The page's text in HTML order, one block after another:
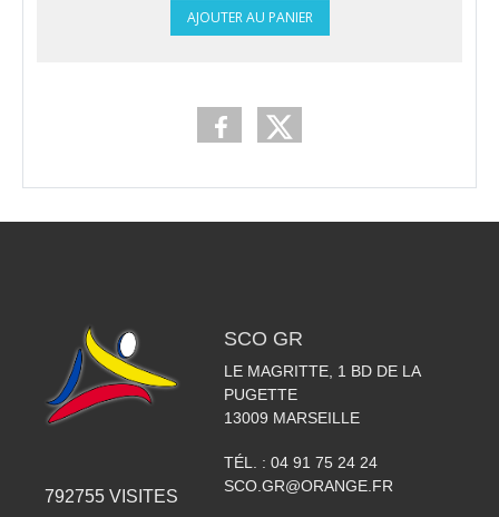
AJOUTER AU PANIER
792755 VISITES
SCO GR
LE MAGRITTE, 1 BD DE LA
PUGETTE
13009 MARSEILLE
TÉL. : 04 91 75 24 24
SCO.GR@ORANGE.FR